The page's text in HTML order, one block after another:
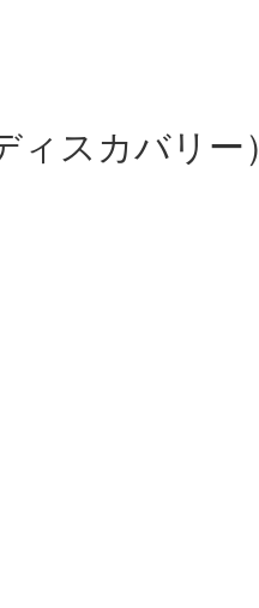
スカバリー）